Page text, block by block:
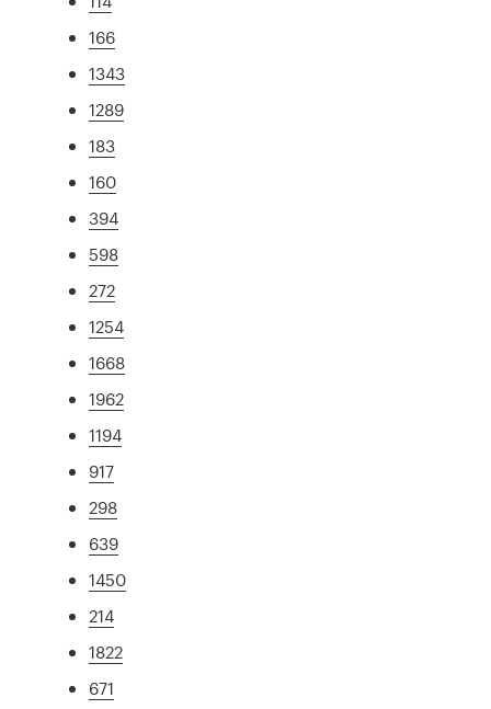
166
1343
1289
183
160
394
598
272
1254
1668
1962
1194
917
298
639
1450
214
1822
671